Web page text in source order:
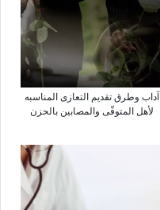
آداب وطرق تقدیم التعازی المناسبه
لأهل المتوفّى والمصابین بالحزن